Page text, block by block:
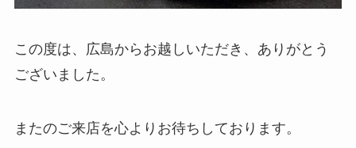
この度は、広島からお越しいただき、ありがとう
ございました。
またのご来店を心よりお待ちしております。